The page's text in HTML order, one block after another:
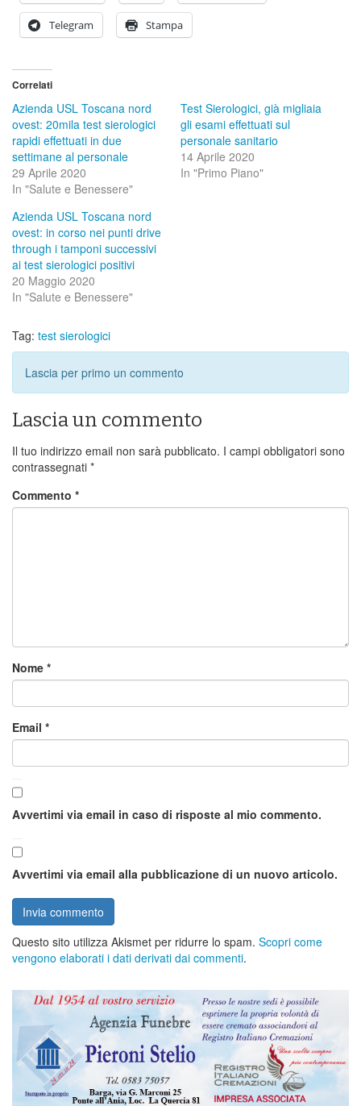
Telegram Stampa
Correlati
Azienda USL Toscana nord
ovest: 20mila test sierologici
rapidi effettuati in due
settimane al personale
29 Aprile 2020
In "Salute e Benessere"
Test Sierologici, già migliaia
gli esami effettuati sul
personale sanitario
14 Aprile 2020
In "Primo Piano"
Azienda USL Toscana nord
ovest: in corso nei punti drive
through i tamponi successivi
ai test sierologici positivi
20 Maggio 2020
In "Salute e Benessere"
Tag: test sierologici
Lascia per primo un commento
Lascia un commento
Il tuo indirizzo email non sarà pubblicato. I campi obbligatori sono
contrassegnati *
Commento *
Nome *
Email *
Avvertimi via email in caso di risposte al mio commento.
Avvertimi via email alla pubblicazione di un nuovo articolo.
Questo sito utilizza Akismet per ridurre lo spam. Scopri come
vengono elaborati i dati derivati dai commenti.